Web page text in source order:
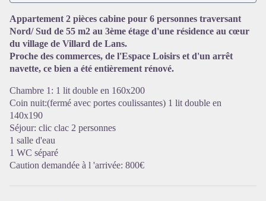
Appartement 2 pièces cabine pour 6 personnes traversant
Nord/ Sud de 55 m2 au 3ème étage d'une résidence au cœur
du village de Villard de Lans.
Proche des commerces, de l'Espace Loisirs et d'un arrêt
navette, ce bien a été entièrement rénové.
Chambre 1: 1 lit double en 160x200
Coin nuit:(fermé avec portes coulissantes) 1 lit double en
140x190
Séjour: clic clac 2 personnes
1 salle d'eau
1 WC séparé
Caution demandée à l 'arrivée: 800€